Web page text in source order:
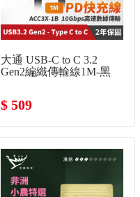
大通 USB-C to C 3.2
Gen2編織傳輸線1M-黑
$ 509